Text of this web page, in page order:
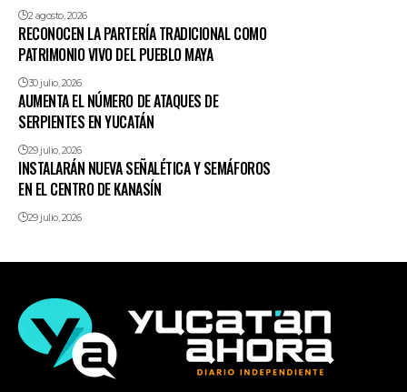
2 agosto, 2026
RECONOCEN LA PARTERÍA TRADICIONAL COMO
PATRIMONIO VIVO DEL PUEBLO MAYA
30 julio, 2026
AUMENTA EL NÚMERO DE ATAQUES DE
SERPIENTES EN YUCATÁN
29 julio, 2026
INSTALARÁN NUEVA SEÑALÉTICA Y SEMÁFOROS
EN EL CENTRO DE KANASÍN
29 julio, 2026